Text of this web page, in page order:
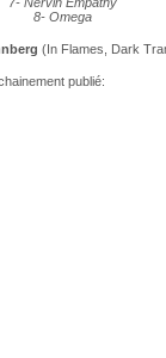
8- Omega
(In Flames, Dark
publié: